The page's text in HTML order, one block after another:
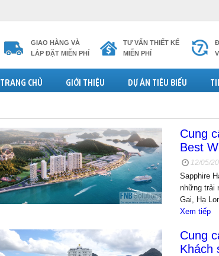
GIAO HÀNG VÀ
LẮP ĐẶT MIỄN PHÍ
TƯ VẤN THIẾT KẾ
MIỄN PHÍ
TRANG CHỦ GIỚI THIỆU DỰ ÁN TIÊU BIỂU
Cung
Best
12/05/
Sapphire
những trải
Gai, Hạ
Xem tiếp
Cung
Khách